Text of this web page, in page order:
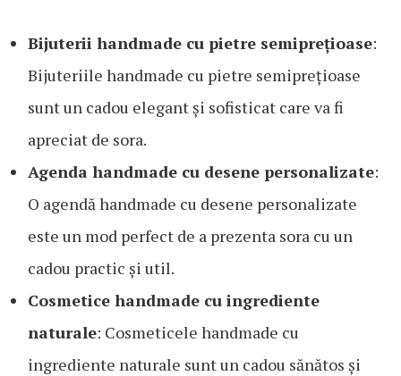
Bijuterii handmade cu pietre semiprețioase:
Bijuteriile handmade cu pietre semiprețioase
sunt un cadou elegant și sofisticat care va fi
apreciat de sora.
Agenda handmade cu desene personalizate:
O agendă handmade cu desene personalizate
este un mod perfect de a prezenta sora cu un
cadou practic și util.
Cosmetice handmade cu ingrediente
naturale: Cosmeticele handmade cu
ingrediente naturale sunt un cadou sănătos și